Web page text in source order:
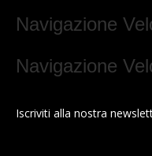
Navigazione
Navigazione
Iscriviti alla nostra